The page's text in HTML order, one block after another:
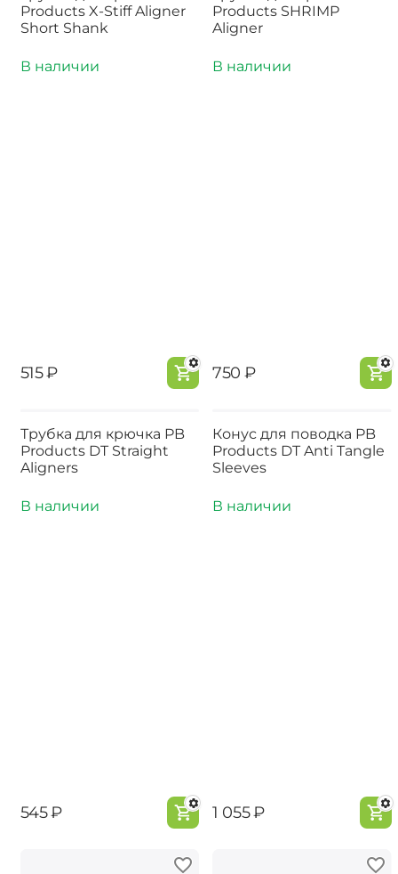
Products X-Stiff Aligner
Short Shank
В наличии
‍515‍₽
Products SHRIMP
Aligner
В наличии
‍750‍ ₽
Трубка для крючка PB
Products DT Straight
Aligners
В наличии
‍545‍₽
Конус для поводка PB
Products DT Anti Tangle
Sleeves
В наличии
‍1 055‍₽